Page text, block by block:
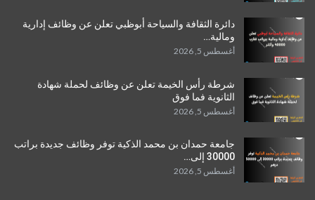
دائرة الثقافة والسياحة أبوظبي تعلن عن وظائف إدارية
ومالية…
أغسطس 5, 2026
شرطة رأس الخيمة تعلن عن وظائف لحملة شهادة
الثانوية فما فوق
أغسطس 5, 2026
جامعة حمدان بن محمد الذكية توفر وظائف جديدة براتب
30000 إلى…
أغسطس 5, 2026